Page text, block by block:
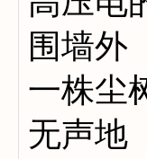
围墙外
一株尘
无声地